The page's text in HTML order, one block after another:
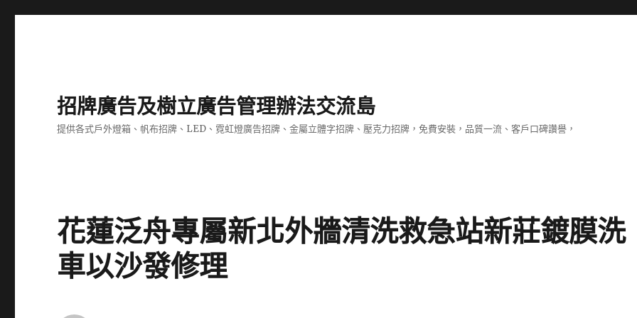
招牌廣告及樹立廣告管理辦法交流島
提供各式戶外燈箱、帆布招牌、LED、霓虹燈廣告招牌、金屬立體字招牌、壓克力招牌，免費安裝，品質一流、客戶口碑讚譽，
花蓮泛舟專屬新北外牆清洗救急站新莊鍍膜洗
車以沙發修理